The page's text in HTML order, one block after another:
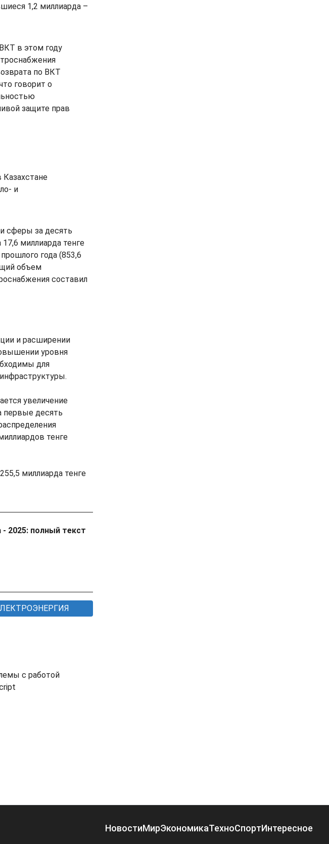
1,2 миллиарда –
в этом году
по ВКТ
говорит о
защите прав
Казахстане
и
сферы за десять
миллиарда тенге
года (853,6
объем
составил
и расширении
уровня
для
увеличение
первые десять
тенге
миллиарда тенге
- 2025: полный текст
с работой
НовостиМирЭкономикаТехноСпортИнтересное